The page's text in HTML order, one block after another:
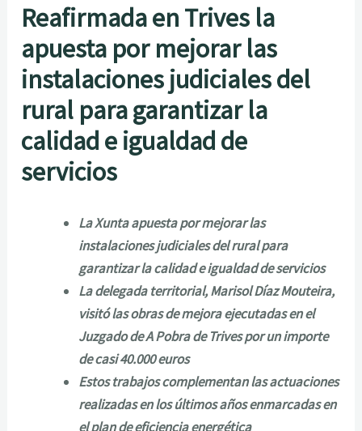
Reafirmada en Trives la
apuesta por mejorar las
instalaciones judiciales del
rural para garantizar la
calidad e igualdad de
servicios
La Xunta apuesta por mejorar las
instalaciones judiciales del rural para
garantizar la calidad e igualdad de servicios
La delegada territorial, Marisol Díaz Mouteira,
visitó las obras de mejora ejecutadas en el
Juzgado de A Pobra de Trives por un importe
de casi 40.000 euros
Estos trabajos complementan las actuaciones
realizadas en los últimos años enmarcadas en
el plan de eficiencia energética